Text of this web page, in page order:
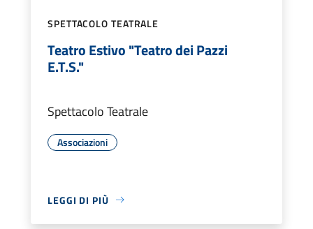
SPETTACOLO TEATRALE
Teatro Estivo "Teatro dei Pazzi
E.T.S."
Spettacolo Teatrale
Associazioni
LEGGI DI PIÙ